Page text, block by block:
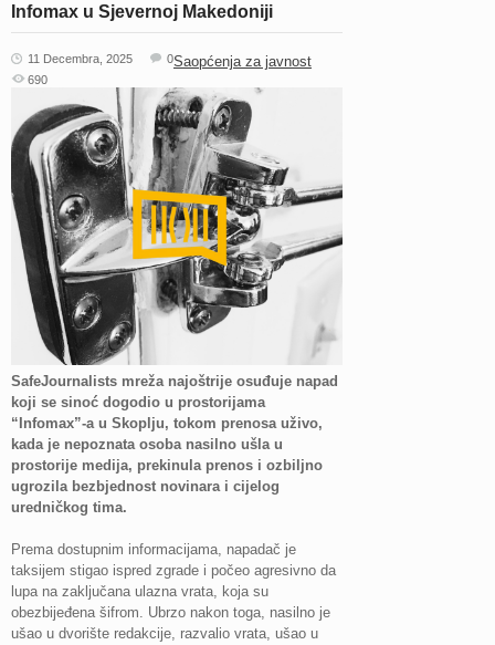
Infomax u Sjevernoj Makedoniji
11 Decembra, 2025 Saopćenja za javnost
0
690
SafeJournalists mreža najoštrije osuđuje napad
koji se sinoć dogodio u prostorijama
“Infomax”-a u Skoplju, tokom prenosa uživo,
kada je nepoznata osoba nasilno ušla u
prostorije medija, prekinula prenos i ozbiljno
ugrozila bezbjednost novinara i cijelog
uredničkog tima.
Prema dostupnim informacijama, napadač je
taksijem stigao ispred zgrade i počeo agresivno da
lupa na zaključana ulazna vrata, koja su
obezbijeđena šifrom. Ubrzo nakon toga, nasilno je
ušao u dvorište redakcije, razvalio vrata, ušao u